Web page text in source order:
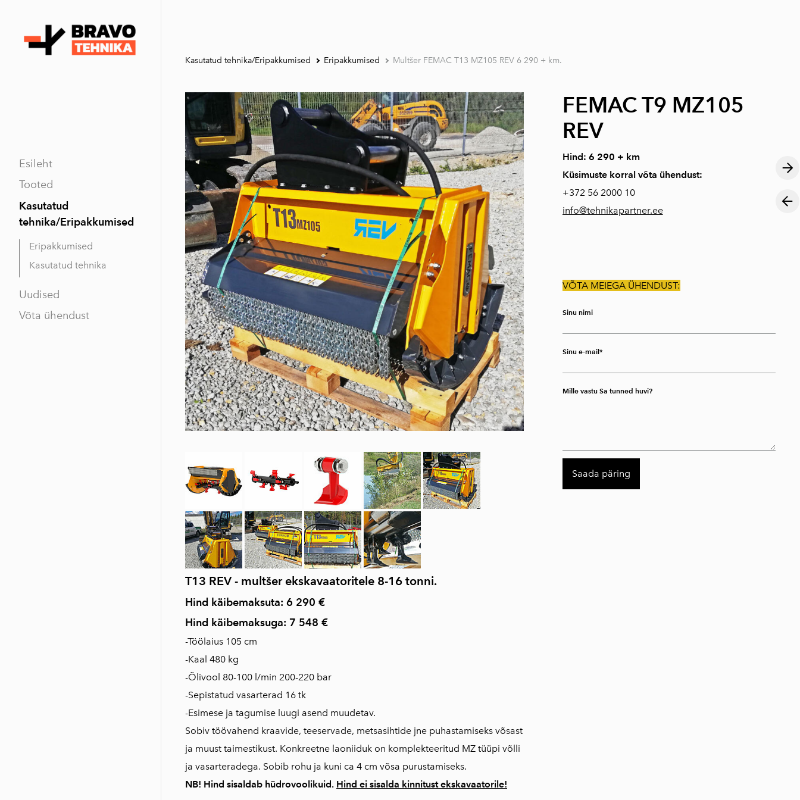
Esileht
Tooted
Kasutatud
tehnika/Eripakkumised
Eripakkumised
Kasutatud tehnika
Uudised
Võta ühendust
Kasutatud tehnika/Eripakkumised Eripakkumised Multšer FEMAC T13 MZ105 REV 6 290 + km.
T13 REV - multšer ekskavaatoritele 8-16 tonni.
Hind käibemaksuta: 6 290 €
Hind käibemaksuga: 7 548 €
-Töölaius 105 cm
-Kaal 480 kg
-Õlivool 80-100 l/min 200-220 bar
-Sepistatud vasarterad 16 tk
-Esimese ja tagumise luugi asend muudetav.
Sobiv töövahend kraavide, teeservade, metsasihtide jne puhastamiseks võsast
ja muust taimestikust. Konkreetne laoniiduk on komplekteeritud MZ tüüpi võlli
ja vasarteradega. Sobib rohu ja kuni ca 4 cm võsa purustamiseks.
NB! Hind sisaldab hüdrovoolikuid. Hind ei sisalda kinnitust ekskavaatorile!
FEMAC T9 MZ105
REV
Hind: 6 290 + km
Küsimuste korral võta ühendust:
+372 56 2000 10
info@tehnikapartner.ee
VÕTA MEIEGA ÜHENDUST:
Sinu nimi
Sinu e-mail
Mille vastu Sa tunned huvi?